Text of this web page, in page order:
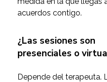
acuerdos contigo.
¿Las sesiones son
presenciales o
Depende del terapeuta.